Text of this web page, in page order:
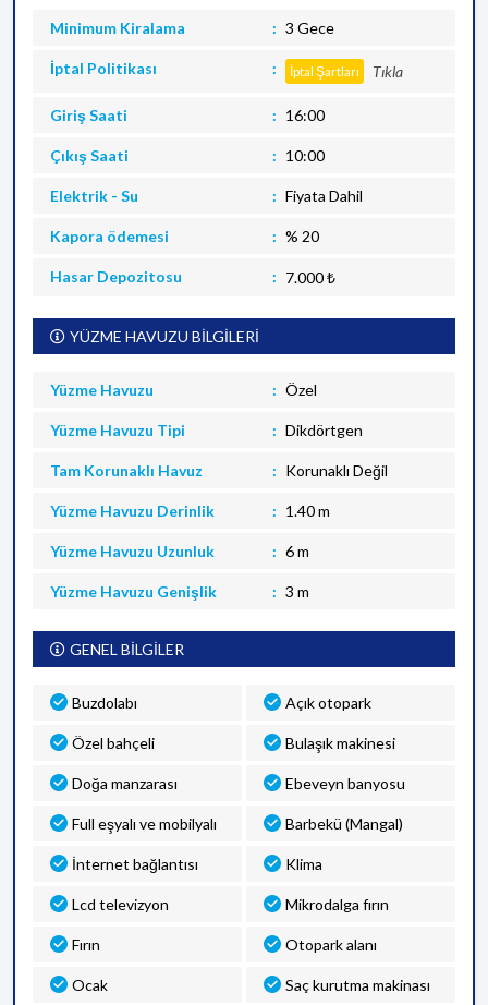
Minimum Kiralama 3 Gece
İptal Politikası İptal Şartları Tıkla
Giriş Saati 16:00
Çıkış Saati 10:00
Elektrik - Su Fiyata Dahil
Kapora ödemesi % 20
Hasar Depozitosu 7.000 ₺
YÜZME HAVUZU BİLGİLERİ
Yüzme Havuzu Özel
Yüzme Havuzu Tipi Dikdörtgen
Tam Korunaklı Havuz Korunaklı Değil
Yüzme Havuzu Derinlik 1.40 m
Yüzme Havuzu Uzunluk 6 m
Yüzme Havuzu Genişlik 3 m
GENEL BİLGİLER
Buzdolabı Açık otopark
Özel bahçeli Bulaşık makinesi
Doğa manzarası Ebeveyn banyosu
Full eşyalı ve mobilyalı Barbekü (Mangal)
İnternet bağlantısı Klima
Lcd televizyon Mikrodalga fırın
Fırın Otopark alanı
Ocak Saç kurutma makinası